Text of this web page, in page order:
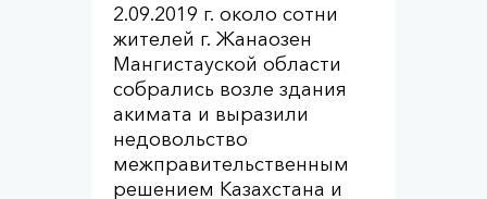
2.09.2019 г. около сотни
жителей г. Жанаозен
Мангистауской области
собрались возле здания
акимата и выразили
недовольство
межправительственным
решением Казахстана и